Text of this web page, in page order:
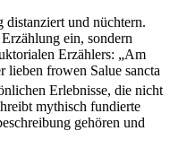
distanziert und nüchtern.
ein, sondern
Erzählers: „Am
lieben frowen Salue sancta
Erlebnisse, die nicht
mythisch fundierte
gehören und